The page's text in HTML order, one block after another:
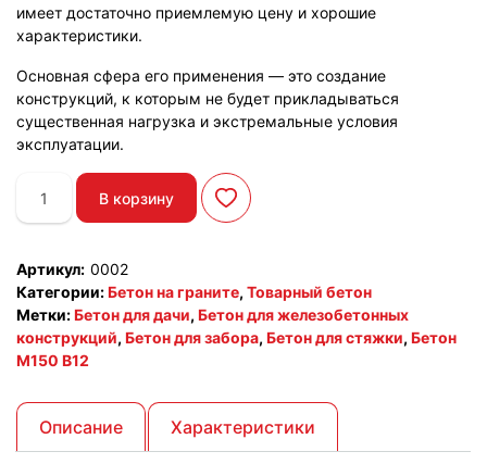
имеет достаточно приемлемую цену и хорошие
характеристики.
Основная сфера его применения — это создание
конструкций, к которым не будет прикладываться
существенная нагрузка и экстремальные условия
эксплуатации.
Количество
товара
Товарный
М150
(гранит)
В корзину
Артикул: 0002
Категории:Бетон на граните, Товарный бетон
Метки:Бетон для дачи, Бетон для железобетонных
конструкций, Бетон для забора, Бетон для стяжки, Бетон
М150 В12
Описание Характеристики